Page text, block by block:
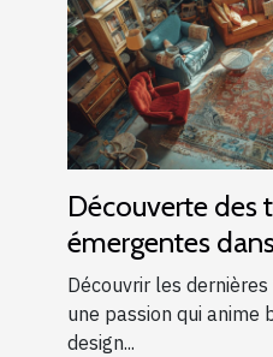
Découverte des
émergentes
locales
Découvrir les
une passion qui anime
design...